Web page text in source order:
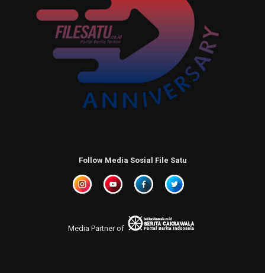
Follow Media Sosial File Satu
Media Partner of